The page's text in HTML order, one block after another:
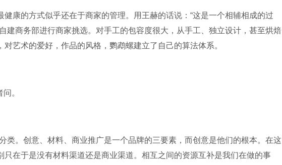
康的方式似乎还在于商家的管理。用王赫的话说：“这是一个相辅相成的过
建商务部进行商家挑选。对手工的包容度很大，从手工、独立设计，甚至烘焙
艺术的爱好，作品的风格，鹦鹉螺建立了自己的算法体系。
。
类。创意、材料、商业推广是一个品牌的三要素，而创意是他们的根本。在这
只在于是没有材料渠道还是商业渠道。相互之间的资源互补是我们在做的事